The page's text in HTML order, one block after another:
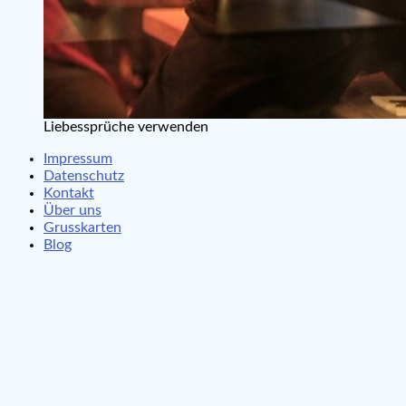
Liebessprüche verwenden
Impressum
Datenschutz
Kontakt
Über uns
Grusskarten
Blog